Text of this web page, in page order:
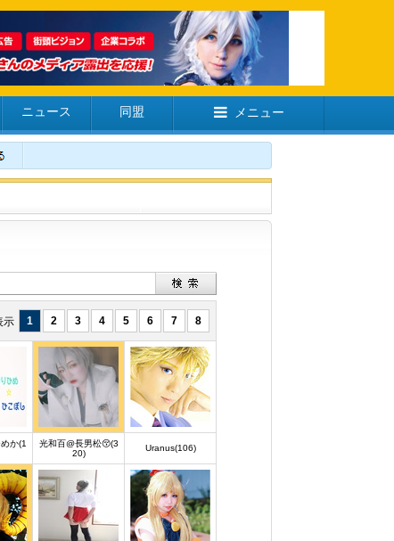
ニュース 同盟 メニュー
示 1 2 3 4 5 6 7 8
か(1
光和百@長男松😚(3
20)
Uranus(106)